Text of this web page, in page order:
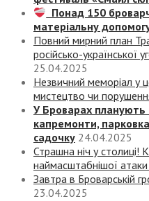
Понад 150
матеріальну
Повний мирний план
російсько-української
25.04.2025
Незвичний меморіал у
мистецтво чи
У Броварах планують
капремонти, парковка
садочку 24.04.2025
Страшна ніч у столиці!
наймасштабнішої
Завтра в Броварській
23.04.2025